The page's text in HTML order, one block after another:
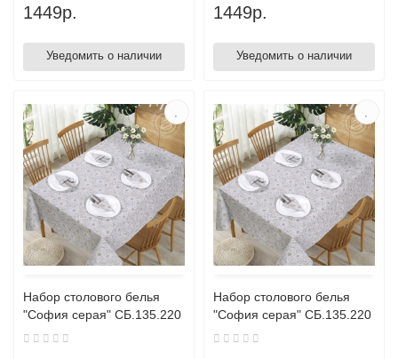
1449р.
Уведомить о наличии
1449р.
Уведомить о наличии
Набор столового белья
"София серая" СБ.135.220
Набор столового белья
"София серая" СБ.135.220